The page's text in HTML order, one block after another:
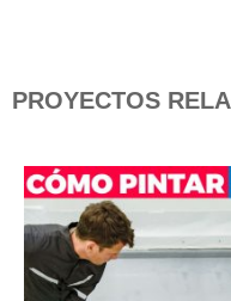
PROYECTOS